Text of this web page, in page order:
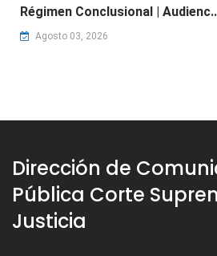
Régimen Conclusional |
Agosto 03, 2026
Dirección de
Pública Corte
Justicia